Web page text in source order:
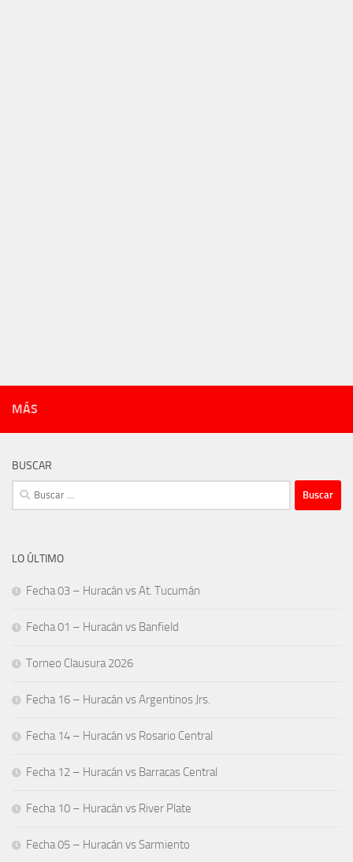
MÁS
BUSCAR
Buscar:
LO ÚLTIMO
Fecha 03 – Huracán vs At. Tucumán
Fecha 01 – Huracán vs Banfield
Torneo Clausura 2026
Fecha 16 – Huracán vs Argentinos Jrs.
Fecha 14 – Huracán vs Rosario Central
Fecha 12 – Huracán vs Barracas Central
Fecha 10 – Huracán vs River Plate
Fecha 05 – Huracán vs Sarmiento